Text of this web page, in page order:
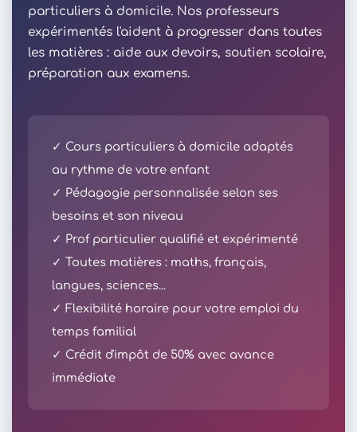
particuliers à domicile. Nos professeurs
expérimentés l'aident à progresser dans toutes
les matières : aide aux devoirs, soutien scolaire,
préparation aux examens.
✓ Cours particuliers à domicile adaptés
au rythme de votre enfant
✓ Pédagogie personnalisée selon ses
besoins et son niveau
✓ Prof particulier qualifié et expérimenté
✓ Toutes matières : maths, français,
langues, sciences...
✓ Flexibilité horaire pour votre emploi du
temps familial
✓ Crédit d'impôt de 50% avec avance
immédiate